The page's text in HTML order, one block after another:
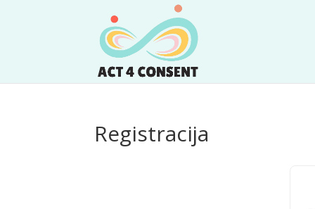
Registracija